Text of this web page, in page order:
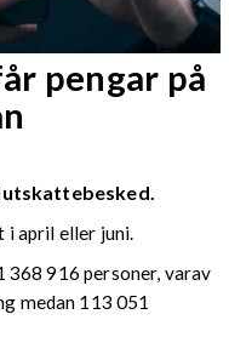
pengar på
i april eller juni.
368 916 personer, varav
medan 113 051